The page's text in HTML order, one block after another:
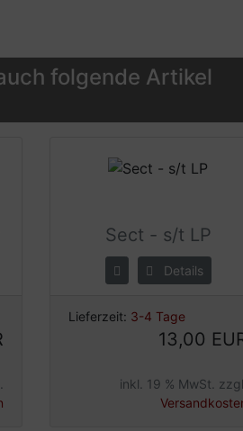
folgende Artikel
Sect - s/t LP
Details
Lieferzeit: 3-4 Tage
13,00
inkl. 19 % MwSt. zzgl.